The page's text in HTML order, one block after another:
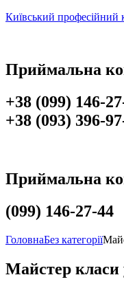
Київський професійний
Приймальна
+38 (099) 146-
+38 (093) 396-
Приймальна
(099) 146-27-
ГоловнаБез категорії
Майстер